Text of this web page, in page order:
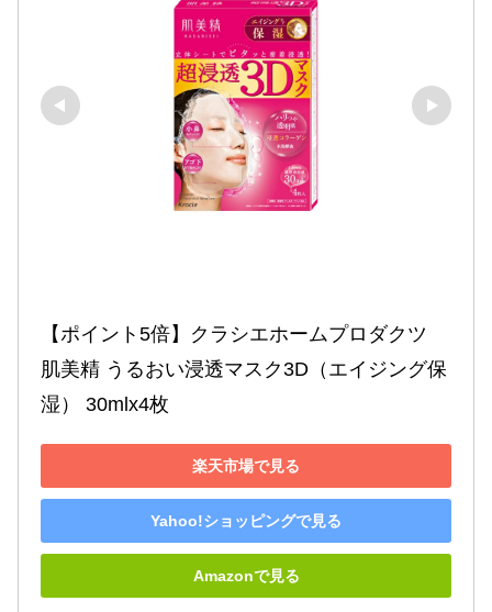
【ポイント5倍】クラシエホームプロダクツ
肌美精 うるおい浸透マスク3D（エイジング保
湿） 30mlx4枚
楽天市場で見る
Yahoo!ショッピングで見る
Amazonで見る